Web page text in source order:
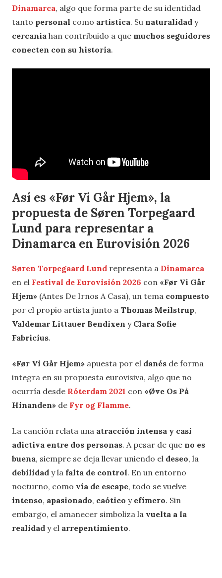
Dinamarca, algo que forma parte de su identidad
tanto personal como artística. Su naturalidad y
cercanía han contribuido a que muchos seguidores
conecten con su historia.
Así es «Før Vi Går Hjem», la
propuesta de Søren Torpegaard
Lund para representar a
Dinamarca en Eurovisión 2026
Søren Torpegaard Lund representa a Dinamarca
en el Festival de Eurovisión 2026 con «Før Vi Går
Hjem» (Antes De Irnos A Casa), un tema compuesto
por el propio artista junto a Thomas Meilstrup,
Valdemar Littauer Bendixen y Clara Sofie
Fabricius.
«Før Vi Går Hjem» apuesta por el danés de forma
integra en su propuesta eurovisiva, algo que no
ocurría desde Róterdam 2021 con «Øve Os På
Hinanden» de Fyr og Flamme.
La canción relata una atracción intensa y casi
adictiva entre dos personas. A pesar de que no es
buena, siempre se deja llevar uniendo el deseo, la
debilidad y la falta de control. En un entorno
nocturno, como vía de escape, todo se vuelve
intenso, apasionado, caótico y efímero. Sin
embargo, el amanecer simboliza la vuelta a la
realidad y el arrepentimiento.